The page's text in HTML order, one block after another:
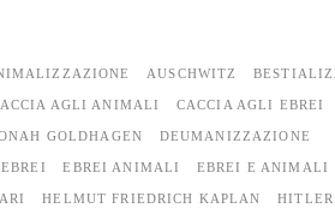
AUSCHWITZ
AGLI ANIMALI CACCIA AGLI EBREI
GOLDHAGEN DEUMANIZZAZIONE
EBREI EBREI ANIMALI EBREI E ANIMALI
HELMUT FRIEDRICH KAPLAN HITLER